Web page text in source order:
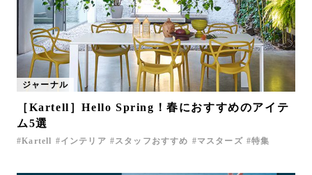
ジャーナル
［Kartell］Hello Spring！春におすすめのアイテ
ム5選
Kartell インテリア スタッフおすすめ マスターズ 特集